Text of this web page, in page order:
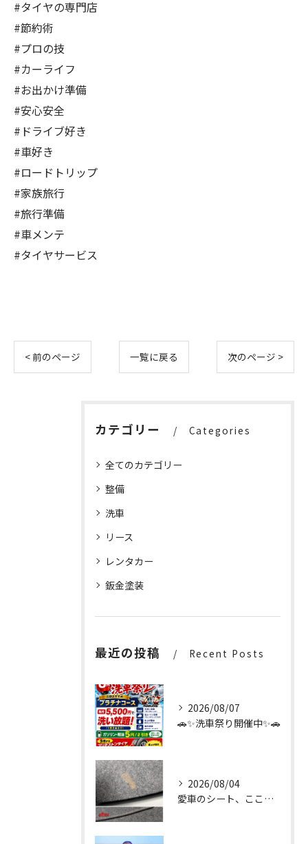
#タイヤの専門店
#節約術
#プロの技
#カーライフ
#お出かけ準備
#安心安全
#ドライブ好き
#車好き
#ロードトリップ
#家族旅行
#旅行準備
#車メンテ
#タイヤサービス
< 前のページ 一覧に戻る 次のページ >
カテゴリー Categories
全てのカテゴリー
整備
洗車
リース
レンタカー
鈑金塗装
最近の投稿 Recent Posts
2026/08/07
🚗✨洗車祭り開催中✨🚗
2026/08/04
愛車のシート、ここまで輝く✨